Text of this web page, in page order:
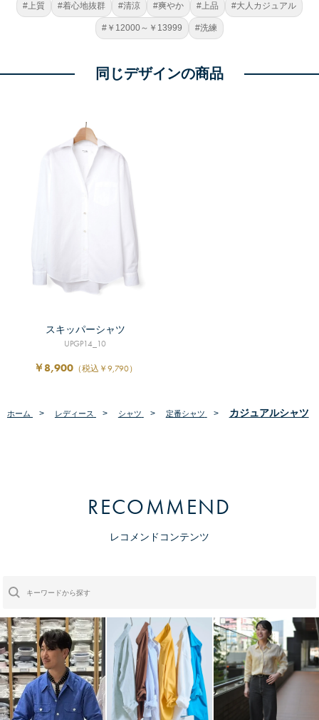
#上質 #着心地抜群 #清涼 #爽やか #上品 #大人カジュアル
#￥12000～￥13999 #洗練
同じデザインの商品
スキッパーシャツ
UPGP14_10
￥8,900（税込￥9,790）
ホーム > レディース > シャツ > 定番シャツ > カジュアルシャツ
RECOMMEND
レコメンドコンテンツ